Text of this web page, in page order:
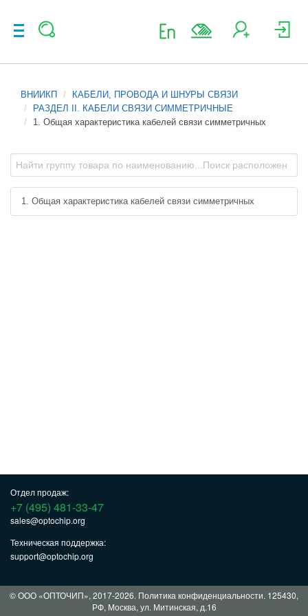
ВНИИКП
КАБЕЛИ, ПРОВОДА И ШНУРЫ СВЯЗИ
РАЗДЕЛ II. КАБЕЛИ СВЯЗИ СИММЕТРИЧНЫЕ
1. Общая характеристика кабелей связи симметричных
1. Общая характеристика кабелей связи симметричных
Отдел продаж:
+7 (495) 481-33-47
sales@optochip.org
Техническая поддержка:
support@optochip.org
© ООО «ОПТОЧИП», 2017-2026. Политика конфиденциальности. 125430,
РФ, Москва, ул. Митинская, д.16